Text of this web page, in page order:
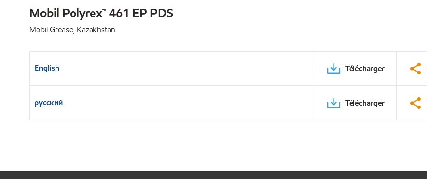
Mobil Polyrex™ 461 EP PDS
Mobil Grease, Kazakhstan
English Télécharger
русский Télécharger